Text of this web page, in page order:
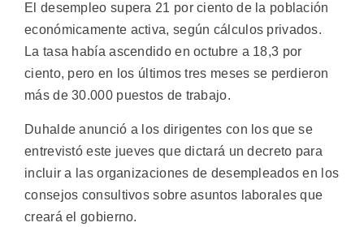
El desempleo supera 21 por ciento de la población
económicamente activa, según cálculos privados.
La tasa había ascendido en octubre a 18,3 por
ciento, pero en los últimos tres meses se perdieron
más de 30.000 puestos de trabajo.
Duhalde anunció a los dirigentes con los que se
entrevistó este jueves que dictará un decreto para
incluir a las organizaciones de desempleados en los
consejos consultivos sobre asuntos laborales que
creará el gobierno.